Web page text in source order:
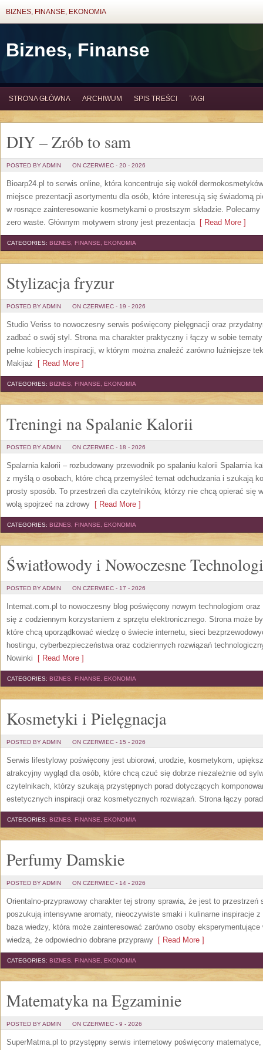
BIZNES, FINANSE, EKONOMIA
Biznes, Finanse
STRONA GŁÓWNA ARCHIWUM SPIS TREŚCI TAGI
DIY – Zrób to sam
POSTED BY ADMIN ON CZERWIEC - 20 - 2026
Bioarp24.pl to serwis online, która koncentruje się wokół
miejsce prezentacji asortymentu dla osób, które interesują się świadomą
w rosnące zainteresowanie kosmetykami o prostszym składzie. Polecamy
zero waste. Głównym motywem strony jest prezentacja[ Read More ]
CATEGORIES: BIZNES, FINANSE, EKONOMIA
Stylizacja fryzur
POSTED BY ADMIN ON CZERWIEC - 19 - 2026
Studio Veriss to nowoczesny serwis poświęcony pielęgnacji oraz
zadbać o swój styl. Strona ma charakter praktyczny i łączy w sobie
pełne kobiecych inspiracji, w którym można znaleźć zarówno luźniejsze
Makijaż [ Read More ]
CATEGORIES: BIZNES, FINANSE, EKONOMIA
Treningi na Spalanie Kalorii
POSTED BY ADMIN ON CZERWIEC - 18 - 2026
Spalarnia kalorii – rozbudowany przewodnik po spalaniu kalorii Spalarnia
z myślą o osobach, które chcą przemyśleć temat odchudzania i szukają
prosty sposób. To przestrzeń dla czytelników, którzy nie chcą opierać się
wolą spojrzeć na zdrowy [ Read More ]
CATEGORIES: BIZNES, FINANSE, EKONOMIA
Światłowody i Nowoczesne
POSTED BY ADMIN ON CZERWIEC - 17 - 2026
Internat.com.pl to nowoczesny blog poświęcony nowym technologiom
się z codziennym korzystaniem z sprzętu elektronicznego. Strona może
które chcą uporządkować wiedzę o świecie internetu, sieci
hostingu, cyberbezpieczeństwa oraz codziennych rozwiązań
Nowinki [ Read More ]
CATEGORIES: BIZNES, FINANSE, EKONOMIA
Kosmetyki i Pielęgnacja
POSTED BY ADMIN ON CZERWIEC - 15 - 2026
Serwis lifestylowy poświęcony jest ubiorowi, urodzie, kosmetykom,
atrakcyjny wygląd dla osób, które chcą czuć się dobrze niezależnie od
czytelnikach, którzy szukają przystępnych porad dotyczących
estetycznych inspiracji oraz kosmetycznych rozwiązań. Strona łączy
CATEGORIES: BIZNES, FINANSE, EKONOMIA
Perfumy Damskie
POSTED BY ADMIN ON CZERWIEC - 14 - 2026
Orientalno-przyprawowy charakter tej strony sprawia, że jest to
poszukują intensywne aromaty, nieoczywiste smaki i kulinarne inspiracje
baza wiedzy, która może zainteresować zarówno osoby
wiedzą, że odpowiednio dobrane przyprawy [ Read More ]
CATEGORIES: BIZNES, FINANSE, EKONOMIA
Matematyka na Egzaminie
POSTED BY ADMIN ON CZERWIEC - 9 - 2026
SuperMatma.pl to przystępny serwis internetowy poświęcony